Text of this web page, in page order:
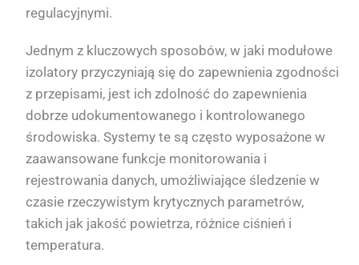
regulacyjnymi.
Jednym z kluczowych sposobów, w jaki modułowe
izolatory przyczyniają się do zapewnienia zgodności
z przepisami, jest ich zdolność do zapewnienia
dobrze udokumentowanego i kontrolowanego
środowiska. Systemy te są często wyposażone w
zaawansowane funkcje monitorowania i
rejestrowania danych, umożliwiające śledzenie w
czasie rzeczywistym krytycznych parametrów,
takich jak jakość powietrza, różnice ciśnień i
temperatura.